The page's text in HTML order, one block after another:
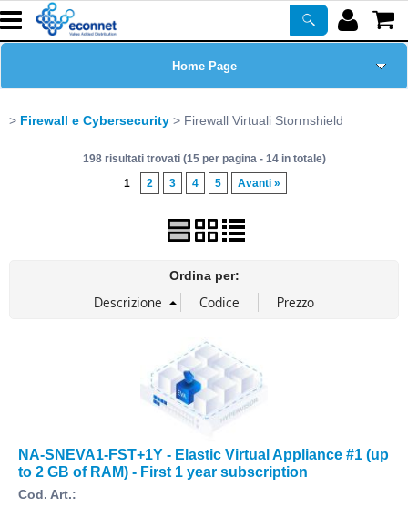
Home Page
Prodotti
Certificazioni
Newsletter
PROMO ATTIVE
Firewall e Cybersecurity Firewall Virtuali Stormshield
198 risultati trovati (15 per pagina - 14 in totale)
1
2 3 4 5 Avanti »
Ordina per:
NA-SNEVA1-FST+1Y - Elastic Virtual Appliance #1 (up
to 2 GB of RAM) - First 1 year subscription
Cod. Art.: